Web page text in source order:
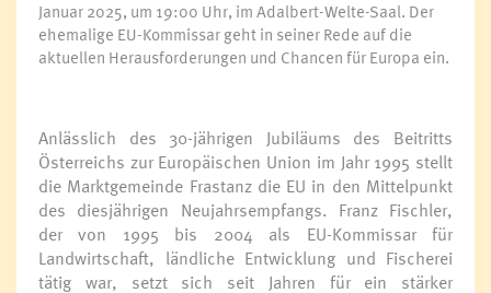
Januar 2025, um 19:00 Uhr, im Adalbert-Welte-Saal. Der
ehemalige EU-Kommissar geht in seiner Rede auf die
aktuellen Herausforderungen und Chancen für Europa ein.
Anlässlich des 30-jährigen Jubiläums des Beitritts
Österreichs zur Europäischen Union im Jahr 1995 stellt
die Marktgemeinde Frastanz die EU in den Mittelpunkt
des diesjährigen Neujahrsempfangs. Franz Fischler,
der von 1995 bis 2004 als EU-Kommissar für
Landwirtschaft, ländliche Entwicklung und Fischerei
tätig war, setzt sich seit Jahren für ein stärker